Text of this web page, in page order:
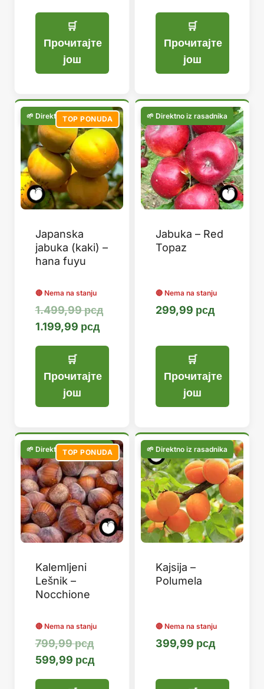
Прочитајте
још
Прочитајте
још
TOP PONUDA
Japanska
jabuka (kaki) –
hana fuyu
1.499,99рсдОригинална
1.499,99 рсд.
1.199,99 рсдТренутна
1.199,99 рсд.
Прочитајте
још
Jabuka – Red
Topaz
299,99 рсд
Прочитајте
још
TOP PONUDA
Kalemljeni
Lešnik –
Nocchione
799,99рсдОригинална
цена
599,99 рсдТренутна
Kajsija –
Polumela
399,99 рсд